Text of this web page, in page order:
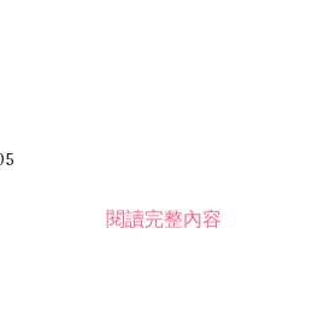
閱讀完整內容